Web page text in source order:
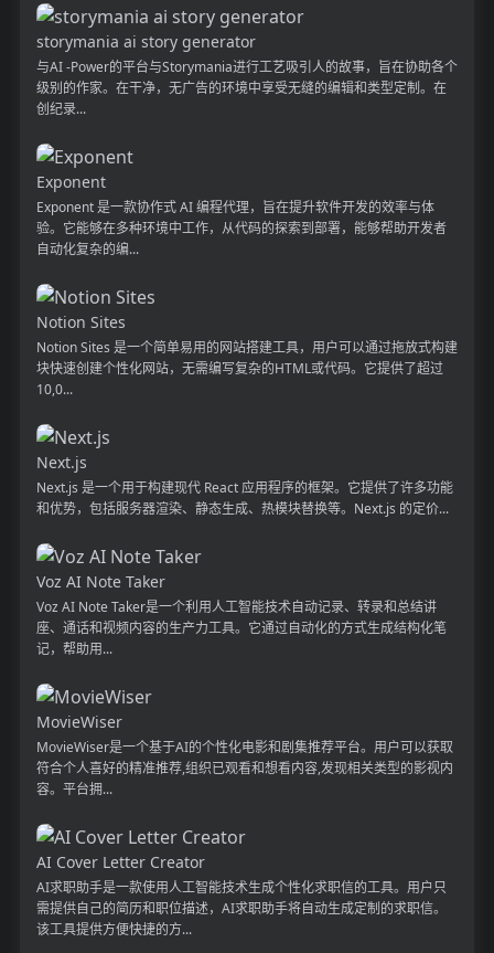
storymania ai story generator
与AI -Power的平台与Storymania进行工艺吸引人的故事，旨在协助各个
级别的作家。在干净，无广告的环境中享受无缝的编辑和类型定制。在
创纪录...
Exponent
Exponent 是一款协作式 AI 编程代理，旨在提升软件开发的效率与体
验。它能够在多种环境中工作，从代码的探索到部署，能够帮助开发者
自动化复杂的编...
Notion Sites
Notion Sites 是一个简单易用的网站搭建工具，用户可以通过拖放式构建
块快速创建个性化网站，无需编写复杂的HTML或代码。它提供了超过
10,0...
Next.js
Next.js 是一个用于构建现代 React 应用程序的框架。它提供了许多功能
和优势，包括服务器渲染、静态生成、热模块替换等。Next.js 的定价...
Voz AI Note Taker
Voz AI Note Taker是一个利用人工智能技术自动记录、转录和总结讲
座、通话和视频内容的生产力工具。它通过自动化的方式生成结构化笔
记，帮助用...
MovieWiser
MovieWiser是一个基于AI的个性化电影和剧集推荐平台。用户可以获取
符合个人喜好的精准推荐,组织已观看和想看内容,发现相关类型的影视内
容。平台拥...
AI Cover Letter Creator
AI求职助手是一款使用人工智能技术生成个性化求职信的工具。用户只
需提供自己的简历和职位描述，AI求职助手将自动生成定制的求职信。
该工具提供方便快捷的方...